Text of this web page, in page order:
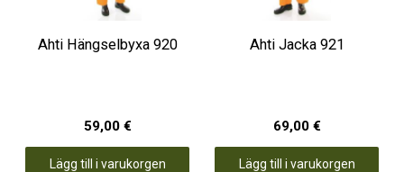
Ahti Hängselbyxa 920
59,00 €
Lägg till i varukorgen
Ahti Jacka 921
69,00 €
Lägg till i varukorgen